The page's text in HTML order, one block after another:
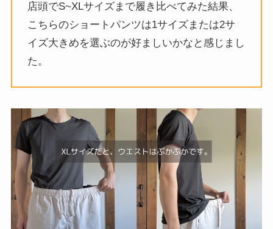
店頭でS~XLサイズまで履き比べてみた結果、
こちらのショートパンツは1サイズまたは2サ
イズ大きめを選ぶのが好ましいかなと感じまし
た。